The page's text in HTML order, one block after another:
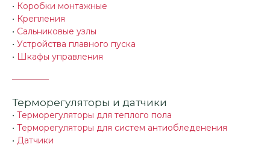
• Коробки монтажные
• Крепления
• Сальниковые узлы
• Устройства плавного пуска
• Шкафы управления
Терморегуляторы и датчики
• Терморегуляторы для теплого пола
• Терморегуляторы для систем антиобледенения
• Датчики